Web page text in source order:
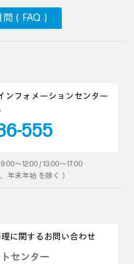
（FAQ）
ンフォメーションセンター
555
～12:00 / 13:00～17:00
年末年始 を除く）
に関するお問い合わせ
センター